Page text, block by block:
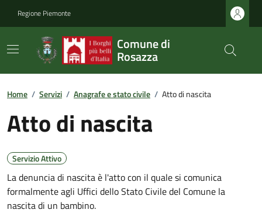
Regione Piemonte
Comune di
Rosazza
Home / Servizi / Anagrafe e stato civile / Atto di nascita
Atto di nascita
Servizio Attivo
La denuncia di nascita è l'atto con il quale si comunica
formalmente agli Uffici dello Stato Civile del Comune la
nascita di un bambino.